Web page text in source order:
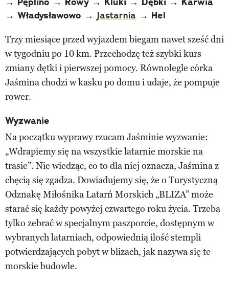
→ Władysławowo → Jastarnia → Hel
Trzy miesiące przed wyjazdem biegam nawet sześć dni
w tygodniu po 10 km. Przechodzę też szybki kurs
zmiany dętki i pierwszej pomocy. Równolegle córka
Jaśmina chodzi w kasku po domu i udaje, że pompuje
rower.
Wyzwanie
Na początku wyprawy rzucam Jaśminie wyzwanie:
„Wdrapiemy się na wszystkie latarnie morskie na
trasie”. Nie wiedząc, co to dla niej oznacza, Jaśmina z
chęcią się zgadza. Dowiadujemy się, że o Turystyczną
Odznakę Miłośnika Latarń Morskich „BLIZA” może
starać się każdy powyżej czwartego roku życia. Trzeba
tylko zebrać w specjalnym paszporcie, dostępnym w
wybranych latarniach, odpowiednią ilość stempli
potwierdzających pobyt w blizach, jak nazywa się te
morskie budowle.